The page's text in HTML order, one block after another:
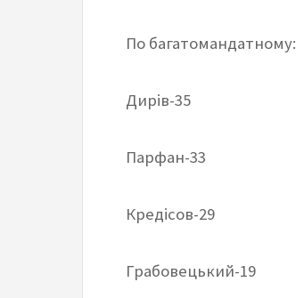
По багатомандатному:
Дирів-35
Парфан-33
Кредісов-29
Грабовецький-19